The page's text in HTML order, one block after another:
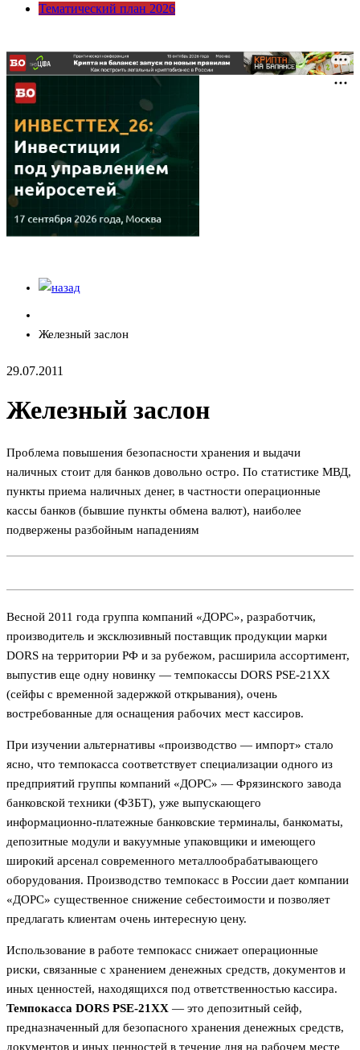
Тематический план 2026
Железный заслон
29.07.2011
Железный заслон
Проблема повышения безопасности хранения и выдачи
наличных стоит для банков довольно остро. По статистике МВД,
пункты приема наличных денег, в частности операционные
кассы банков (бывшие пункты обмена валют), наиболее
подвержены разбойным нападениям
Весной 2011 года группа компаний «ДОРС», разработчик,
производитель и эксклюзивный поставщик продукции марки
DORS на территории РФ и за рубежом, расширила ассортимент,
выпустив еще одну новинку — темпокассы DORS PSE-21ХХ
(сейфы с временной задержкой открывания), очень
востребованные для оснащения рабочих мест кассиров.
При изучении альтернативы «производство — импорт» стало
ясно, что темпокасса соответствует специализации одного из
предприятий группы компаний «ДОРС» — Фрязинского завода
банковской техники (ФЗБТ), уже выпускающего
информационно-платежные банковские терминалы, банкоматы,
депозитные модули и вакуумные упаковщики и имеющего
широкий арсенал современного металлообрабатывающего
оборудования. Производство темпокасс в России дает компании
«ДОРС» существенное снижение себестоимости и позволяет
предлагать клиентам очень интересную цену.
Использование в работе темпокасс снижает операционные
риски, связанные с хранением денежных средств, документов и
иных ценностей, находящихся под ответственностью кассира.
Темпокасса DORS PSE-21ХХ — это депозитный сейф,
предназначенный для безопасного хранения денежных средств,
документов и иных ценностей в течение дня на рабочем месте